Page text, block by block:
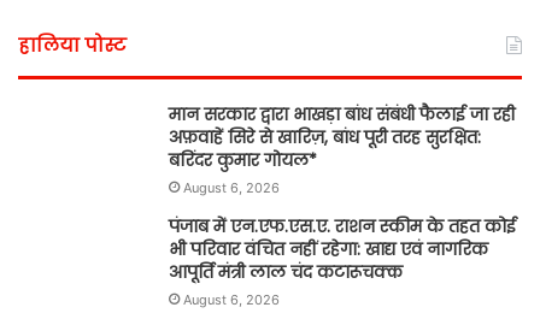
हालिया पोस्ट
मान सरकार द्वारा भाखड़ा बांध संबंधी फैलाई जा रही
अफ़वाहें सिरे से खारिज़, बांध पूरी तरह सुरक्षित:
बरिंदर कुमार गोयल*
August 6, 2026
पंजाब में एन.एफ.एस.ए. राशन स्कीम के तहत कोई
भी परिवार वंचित नहीं रहेगा: खाद्य एवं नागरिक
आपूर्ति मंत्री लाल चंद कटारूचक्क
August 6, 2026